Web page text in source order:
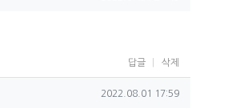
답글 삭제
작성일
2022.08.01 17:59